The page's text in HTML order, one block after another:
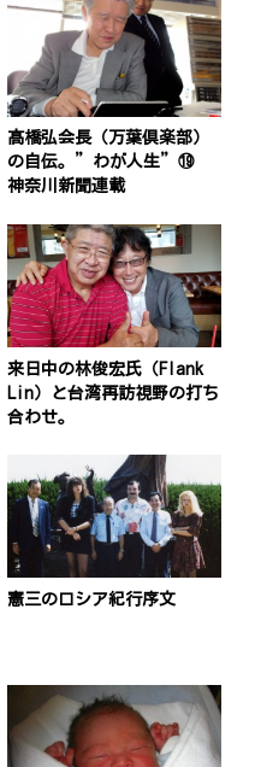
髙橋弘会長（万葉倶楽部）
の自伝。”わが人生”⑲
神奈川新聞連載
来日中の林俊宏氏（Flank
Lin）と台湾再訪視野の打ち
合わせ。
憲三のロシア紀行序文